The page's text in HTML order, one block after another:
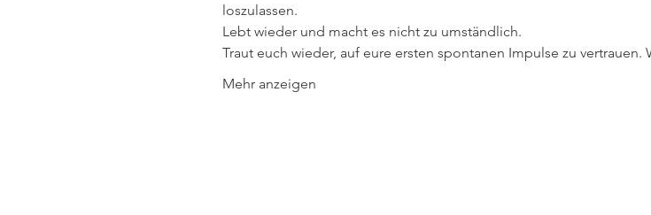
loszulassen.
Lebt wieder und macht es nicht zu umständlich.
Traut euch wieder, auf eure ersten spontanen Impulse zu
Mehr anzeigen